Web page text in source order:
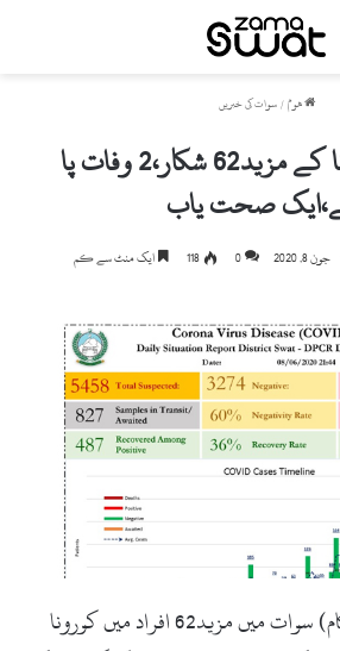
ھوم / سوات کی خبریں
سوات : کورونا کے مزید62 شکار،2 وفات پا
صحت یاب
جون 8, 2020 0
118 ایک منٹ سے کم
سوات(زما سوات ڈاٹ کام) سوات میں مزید62 افراد میں کورونا